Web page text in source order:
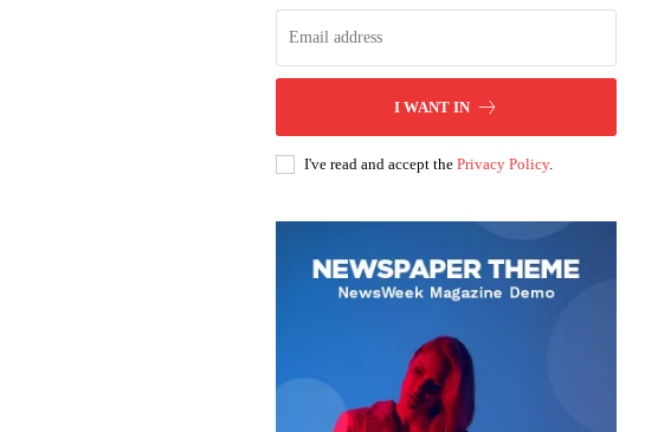
I WANT IN
I've read and accept the Privacy Policy.